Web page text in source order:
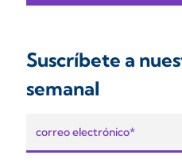
Suscríbete a
semanal